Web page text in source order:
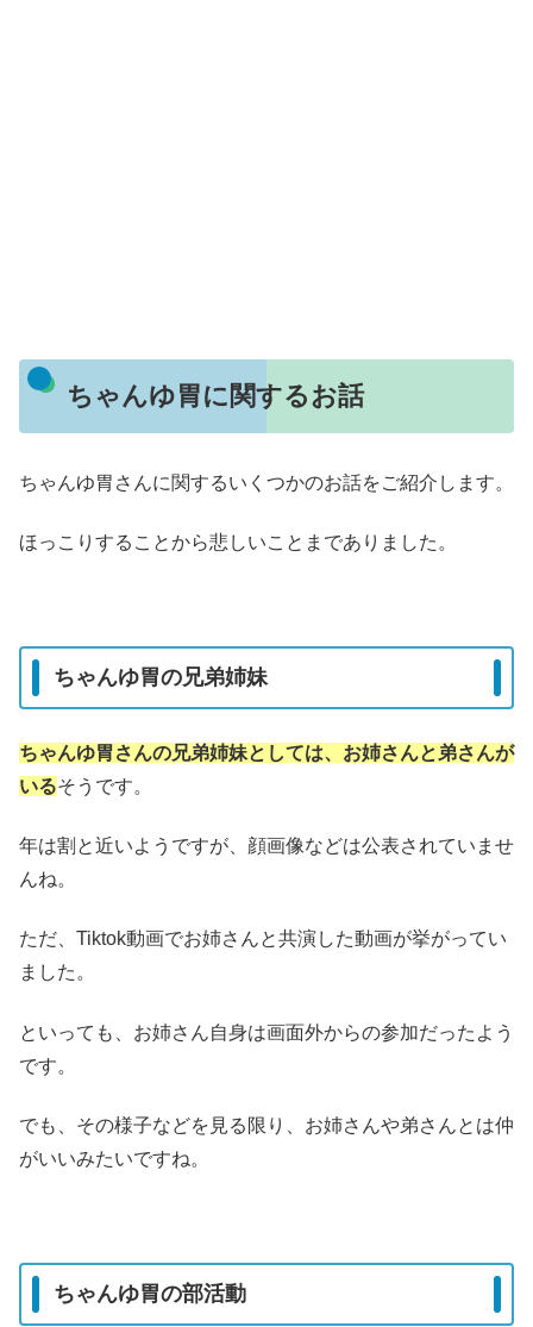
ちゃんゆ胃に関するお話
ちゃんゆ胃さんに関するいくつかのお話をご紹介します。
ほっこりすることから悲しいことまでありました。
ちゃんゆ胃の兄弟姉妹
ちゃんゆ胃さんの兄弟姉妹としては、お姉さんと弟さんが
いるそうです。
年は割と近いようですが、顔画像などは公表されていませ
んね。
ただ、Tiktok動画でお姉さんと共演した動画が挙がってい
ました。
といっても、お姉さん自身は画面外からの参加だったよう
です。
でも、その様子などを見る限り、お姉さんや弟さんとは仲
がいいみたいですね。
ちゃんゆ胃の部活動